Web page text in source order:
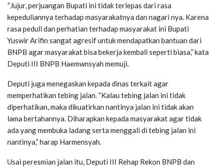
“Jujur, perjuangan Bupati ini tidak terlepas dari rasa
kepeduliannya terhadap masyarakatnya dan nagari nya. Karena
rasa peduli dan perhatian terhadap masyarakat ini Bupati
Yuswir Arifin sangat agresif untuk mendapatkan bantuan dari
BNPB agar masyarakat bisa bekerja kembali seperti biasa,” kata
Deputi III BNPB Haemwnsyah memuji.
Deputi juga menegaskan kepada dinas terkait agar
memperhatikan tebing jalan. “Kalau tebing jalan ini tidak
diperhatikan, maka dikuatirkan nantinya jalan ini tidak akan
lama bertahannya. Diharapkan kepada masyarakat agar tidak
ada yang membuka ladang serta menggali di tebing jalan ini
nantinya,” harap Harmensyah.
Usai peresmian jalan itu, Deputi III Rehap Rekon BNPB dan